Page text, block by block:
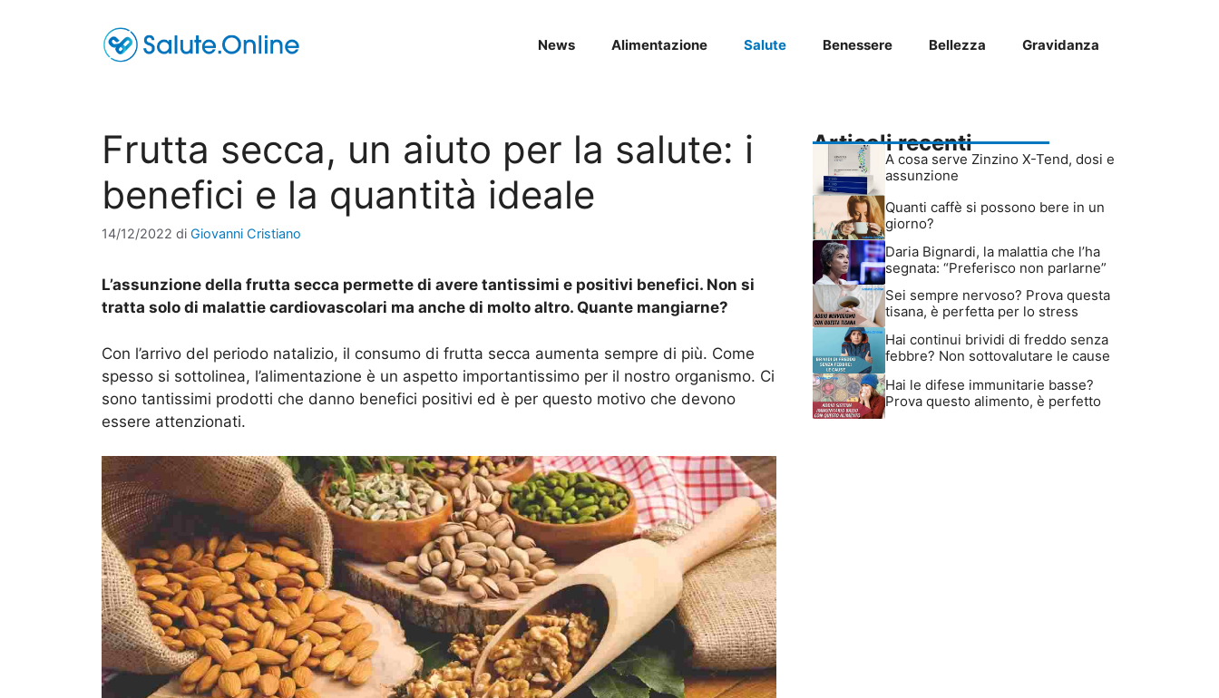
News Alimentazione Salute Benessere Bellezza Gravidanza
Frutta secca, un aiuto per la salute: i
benefici e la quantità ideale
14/12/2022 di Giovanni Cristiano
L’assunzione della frutta secca permette di avere tantissimi e positivi benefici. Non si
tratta solo di malattie cardiovascolari ma anche di molto altro. Quante mangiarne?
Con l’arrivo del periodo natalizio, il consumo di frutta secca aumenta sempre di più. Come
spesso si sottolinea, l’alimentazione è un aspetto importantissimo per il nostro organismo. Ci
sono tantissimi prodotti che danno benefici positivi ed è per questo motivo che devono
essere attenzionati.
Articoli recenti
A cosa serve Zinzino X-Tend, dosi e
assunzione
Quanti caffè si possono bere in un
giorno?
Daria Bignardi, la malattia che l’ha
segnata: “Preferisco non parlarne”
Sei sempre nervoso? Prova questa
tisana, è perfetta per lo stress
Hai continui brividi di freddo senza
febbre? Non sottovalutare le cause
Hai le difese immunitarie basse?
Prova questo alimento, è perfetto